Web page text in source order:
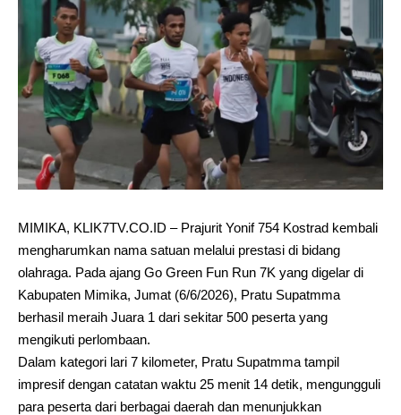
MIMIKA, KLIK7TV.CO.ID – Prajurit Yonif 754 Kostrad kembali
mengharumkan nama satuan melalui prestasi di bidang
olahraga. Pada ajang Go Green Fun Run 7K yang digelar di
Kabupaten Mimika, Jumat (6/6/2026), Pratu Supatmma
berhasil meraih Juara 1 dari sekitar 500 peserta yang
mengikuti perlombaan.
Dalam kategori lari 7 kilometer, Pratu Supatmma tampil
impresif dengan catatan waktu 25 menit 14 detik, mengungguli
para peserta dari berbagai daerah dan menunjukkan